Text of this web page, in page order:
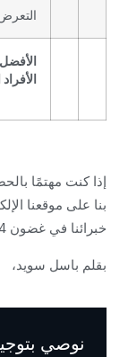
إذا كنت مهتمًا
بنا على موقعنا
خبرائنا في غضون 24 ساعة.
بقلم باسل سويد،
نوصي